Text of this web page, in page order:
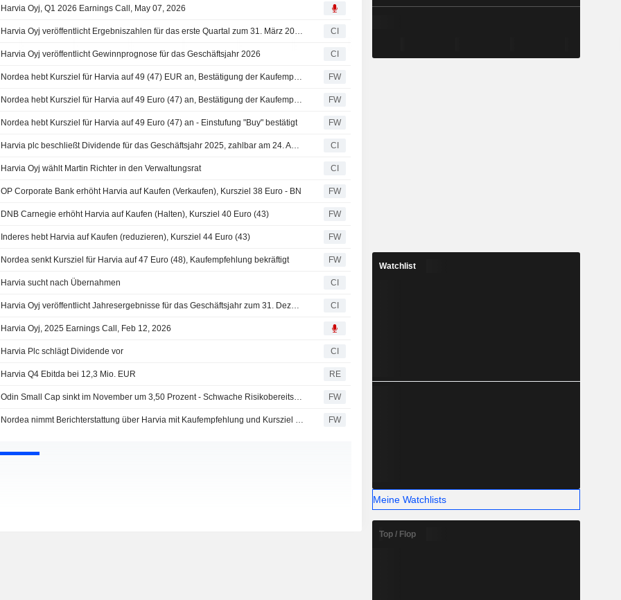
Harvia Oyj, Q1 2026 Earnings Call, May 07, 2026
Harvia Oyj veröffentlicht Ergebniszahlen für das erste Quartal zum 31. März 2026 CI
Harvia Oyj veröffentlicht Gewinnprognose für das Geschäftsjahr 2026 CI
Nordea hebt Kursziel für Harvia auf 49 (47) EUR an, Bestätigung der Kaufempfehlung FW
Nordea hebt Kursziel für Harvia auf 49 Euro (47) an, Bestätigung der Kaufempfehlung FW
Nordea hebt Kursziel für Harvia auf 49 Euro (47) an - Einstufung "Buy" bestätigt FW
Harvia plc beschließt Dividende für das Geschäftsjahr 2025, zahlbar am 24. April 2026 und 26. Oktober 2026 CI
Harvia Oyj wählt Martin Richter in den Verwaltungsrat CI
OP Corporate Bank erhöht Harvia auf Kaufen (Verkaufen), Kursziel 38 Euro - BN FW
DNB Carnegie erhöht Harvia auf Kaufen (Halten), Kursziel 40 Euro (43) FW
Inderes hebt Harvia auf Kaufen (reduzieren), Kursziel 44 Euro (43) FW
Nordea senkt Kursziel für Harvia auf 47 Euro (48), Kaufempfehlung bekräftigt FW
Harvia sucht nach Übernahmen CI
Harvia Oyj veröffentlicht Jahresergebnisse für das Geschäftsjahr zum 31. Dezember 2025 CI
Harvia Oyj, 2025 Earnings Call, Feb 12, 2026
Harvia Plc schlägt Dividende vor CI
Harvia Q4 Ebitda bei 12,3 Mio. EUR RE
Odin Small Cap sinkt im November um 3,50 Prozent - Schwache Risikobereitschaft belastet Nebenwerte FW
Nordea nimmt Berichterstattung über Harvia mit Kaufempfehlung und Kursziel von 48 Euro auf FW
Watchlist
Meine Watchlists
Top / Flop